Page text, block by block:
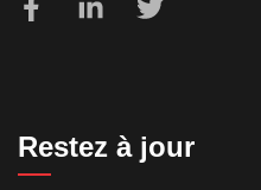
Restez à jour